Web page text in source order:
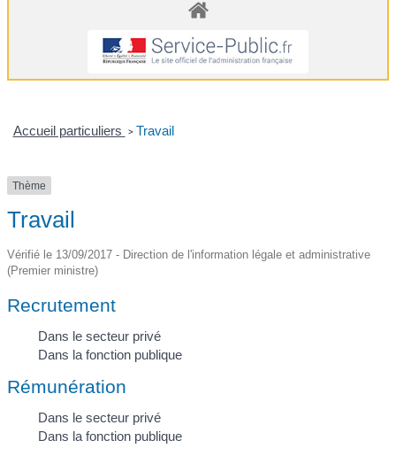
Accueil particuliers > Travail
Thème
Travail
Vérifié le 13/09/2017 - Direction de l'information légale et administrative
(Premier ministre)
Recrutement
Dans le secteur privé
Dans la fonction publique
Rémunération
Dans le secteur privé
Dans la fonction publique